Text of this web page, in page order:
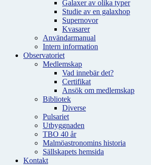
Galaxer av olika typer
Studie av en galaxhop
Supernovor
Kvasarer
Användarmanual
Intern information
Observatoriet
Medlemskap
Vad innebär det?
Certifikat
Ansök om medlemskap
Bibliotek
Diverse
Pulsariet
Utbyggnaden
TBO 40 år
Malmöastronomins historia
Sällskapets hemsida
Kontakt